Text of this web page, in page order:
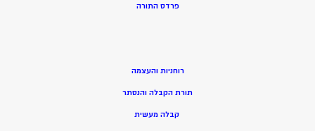
פרדס התורה
רוחניות והעצמה
תורת הקבלה והנסתר
קבלה מעשית